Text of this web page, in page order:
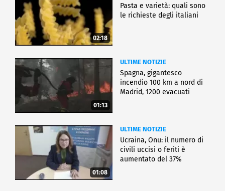
02:18
Pasta e varietà: quali sono
le richieste degli italiani
01:13
ULTIME NOTIZIE
Spagna, gigantesco
incendio 100 km a nord di
Madrid, 1200 evacuati
01:08
ULTIME NOTIZIE
Ucraina, Onu: il numero di
civili uccisi o feriti è
aumentato del 37%